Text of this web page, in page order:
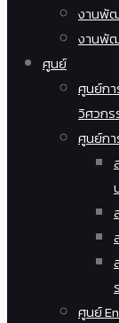
งานพั
งานพัฒ
ศูนย์
ศูนย์กา
วิศวก
ศูนย์กา
ศูนย์